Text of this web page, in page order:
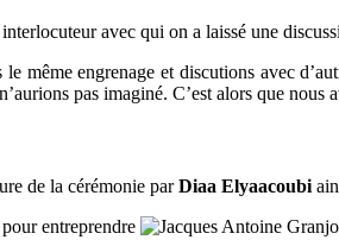
avec qui on a laissé une
le même engrenage et discutions avec
pas imaginé. C’est alors que nous
de la cérémonie parDiaa Elyaacoubi